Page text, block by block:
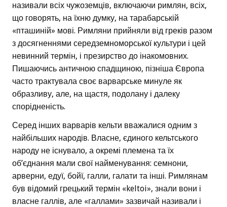
називали всіх чужоземців, включаючи римлян, всіх,
що говорять, на їхню думку, на тарабарській
«пташиній» мові. Римляни прийняли від греків разом
з досягненнями середземноморської культури і цей
невинний термін, і презирство до інакомовних.
Пишаючись античною спадщиною, пізніша Європа
часто трактувала своє варварське минуле як
образливу, але, на щастя, подолану і далеку
спорідненість.
Серед інших варварів кельти вважалися одним з
найбільших народів. Власне, єдиного кельтського
народу не існувало, а окремі племена та їх
об’єднання мали свої найменування: семнони,
арверни, едуї, бойї, галли, галати та інші. Римлянам
був відомий грецький термін «keltoi», знали вони і
власне галлів, але «галлами» зазвичай називали і